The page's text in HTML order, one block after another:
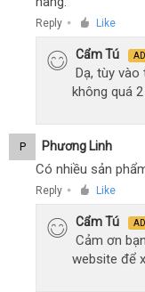
Reply ● Like
Cẩm Tú
Dạ, tùy
không quá
P Phương Linh
Có nhiều sản
Reply ● Like
Cẩm Tú
Cảm ơn
website để